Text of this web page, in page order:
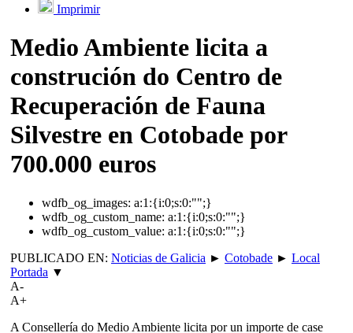
Imprimir
Medio Ambiente licita a
construción do Centro de
Recuperación de Fauna
Silvestre en Cotobade por
700.000 euros
wdfb_og_images: a:1:{i:0;s:0:"";}
wdfb_og_custom_name: a:1:{i:0;s:0:"";}
wdfb_og_custom_value: a:1:{i:0;s:0:"";}
PUBLICADO EN: Noticias de Galicia ► Cotobade ► Local
Portada ▼
A-
A+
A Consellería do Medio Ambiente licita por un importe de case